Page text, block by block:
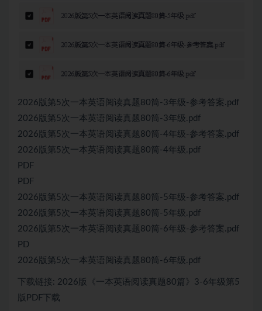
2026版第5次一本英语阅读真题80筒-3年级-参考答案.pdf
2026版第5次一本英语阅读真题80筒-3年级.pdf
2026版第5次一本英语阅读真题80筒-4年级-参考答案.pdf
2026版第5次一本英语阅读真题80筒-4年级.pdf
PDF
PDF
2026版第5次一本英语阅读真题80筒-5年级-参考答案.pdf
2026版第5次一本英语阅读真题80筒-5年级.pdf
2026版第5次一本英语阅读真题80筒-6年级-参考答案.pdf
PD
2026版第5次一本英语阅读真题80筒-6年级.pdf
下载链接: 2026版《一本英语阅读真题80篇》3-6年级第5
版PDF下载